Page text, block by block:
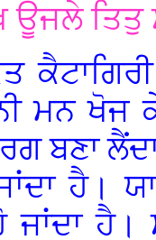
ਊਜਲੇ
ਮਨ
ਬਣਾ
ਹੈ।
ਹੈ।